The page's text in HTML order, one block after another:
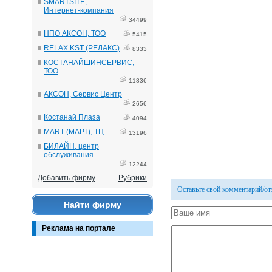
SMARTSITE,
Интернет-компания
34499
НПО АКСОН, ТОО 5415
RELAX KST (РЕЛАКС) 8333
КОСТАНАЙШИНСЕРВИС,
ТОО
11836
АКСОН, Сервис Центр
2656
Костанай Плаза 4094
MART (МАРТ), ТЦ 13196
БИЛАЙН, центр
обслуживания
12244
Добавить фирму Рубрики
Найти фирму
Реклама на портале
Оставьте свой комментарий/